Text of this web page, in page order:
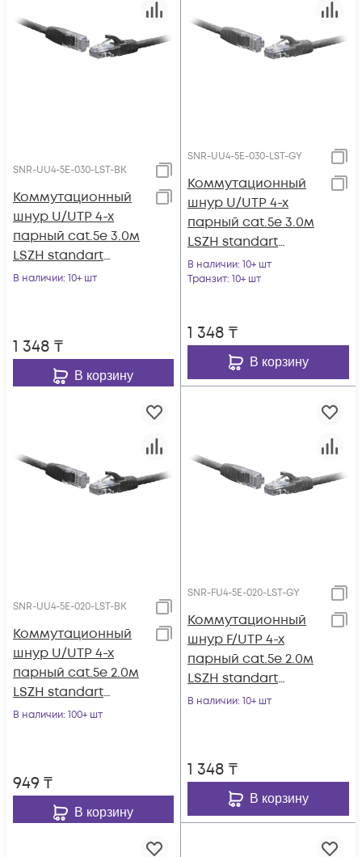
SNR-UU4-5E-030-LST-BK
Коммутационный
шнур U/UTP 4-х
парный cat.5e 3.0м
LSZH standart
чёрный
В наличии: 10+ шт
1 348 ₸
В корзину
SNR-UU4-5E-030-LST-GY
Коммутационный
шнур U/UTP 4-х
парный cat.5e 3.0м
LSZH standart
серый
В наличии: 10+ шт
Транзит: 10+ шт
1 348 ₸
В корзину
SNR-UU4-5E-020-LST-BK
Коммутационный
шнур U/UTP 4-х
парный cat.5e 2.0м
LSZH standart
чёрный
В наличии: 100+ шт
949 ₸
В корзину
SNR-FU4-5E-020-LST-GY
Коммутационный
шнур F/UTP 4-х
парный cat.5e 2.0м
LSZH standart
серый
В наличии: 10+ шт
1 348 ₸
В корзину